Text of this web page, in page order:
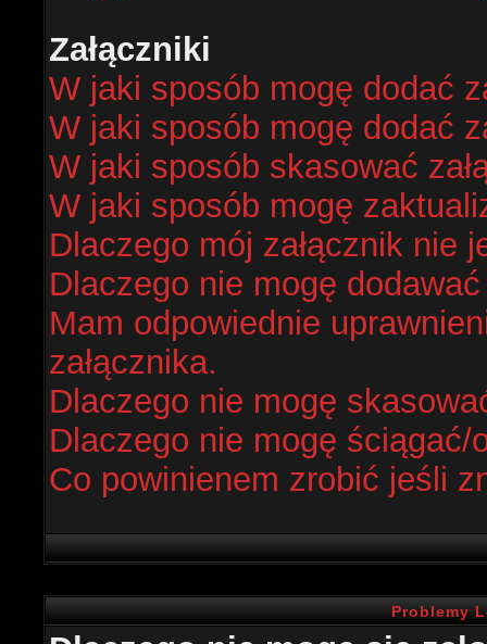
Załączniki
W jaki sposób mogę dodać
W jaki sposób mogę dodać
W jaki sposób skasować
W jaki sposób mogę
Dlaczego mój załącznik nie
Dlaczego nie mogę dodawać
Mam odpowiednie
załącznika.
Dlaczego nie mogę
Dlaczego nie mogę ściągać/
Co powinienem zrobić jeśli
Problemy